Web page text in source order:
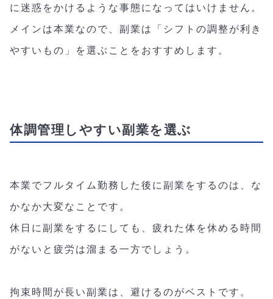
に迷惑をかけるような事態になってはいけません。
メインは本業なので、副業は「シフトの調整が利き
やすいもの」を選ぶことをおすすめします。
体調管理しやすい副業を選ぶ
本業でフルタイム勤務した後に副業をするのは、な
かなか大変なことです。
休日に副業をするにしても、疲れた体を休める時間
がないと疲労は溜まる一方でしょう。
拘束時間が長い副業は、避けるのがベストです。